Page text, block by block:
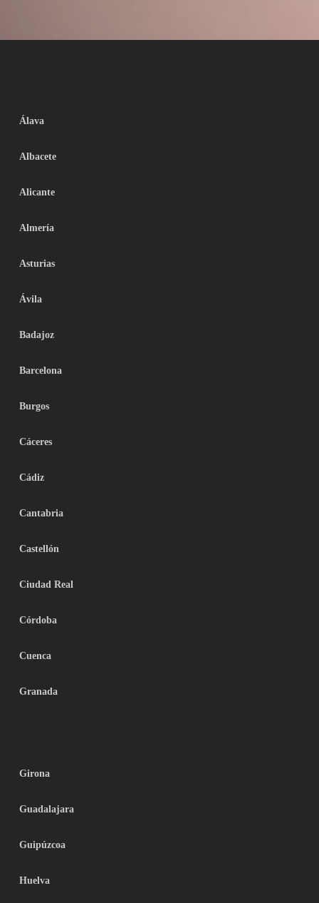
Álava
Albacete
Alicante
Almería
Asturias
Ávila
Badajoz
Barcelona
Burgos
Cáceres
Cádiz
Cantabria
Castellón
Ciudad Real
Córdoba
Cuenca
Granada
Girona
Guadalajara
Guipúzcoa
Huelva